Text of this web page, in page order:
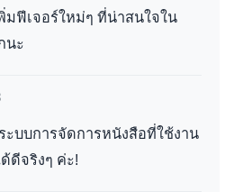
มฟีเจอร์ใหม่ๆ ที่น่าสนใจใน
นะ
ะบบการจัดการหนังสือที่ใช้งาน
ดีจริงๆ ค่ะ!